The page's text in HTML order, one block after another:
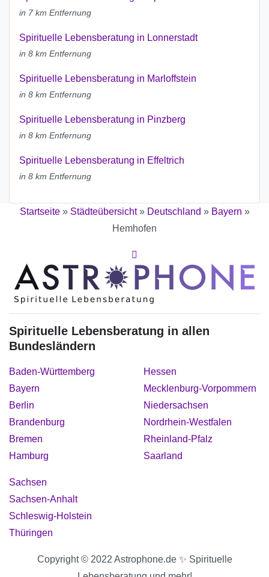
in 7 km Entfernung
Spirituelle Lebensberatung in Lonnerstadt
in 8 km Entfernung
Spirituelle Lebensberatung in Marloffstein
in 8 km Entfernung
Spirituelle Lebensberatung in Pinzberg
in 8 km Entfernung
Spirituelle Lebensberatung in Effeltrich
in 8 km Entfernung
Startseite» Städteübersicht» Deutschland » Bayern »
Hemhofen
Spirituelle Lebensberatung in allen
Bundesländern
Baden-Württemberg
Bayern
Berlin
Brandenburg
Bremen
Hamburg
Hessen
Mecklenburg-Vorpommern
Niedersachsen
Nordrhein-Westfalen
Rheinland-Pfalz
Saarland
Sachsen
Sachsen-Anhalt
Schleswig-Holstein
Thüringen
Copyright © 2022 Astrophone.de ✨ Spirituelle